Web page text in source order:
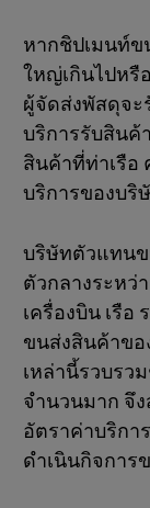
หากชิปเมนท์
ใหญ่เกินไปหรื
ผู้จัดส่งพัสดุจ
บริการรับสินค้
สินค้าที่ท่าเรื
บริการของบ
บริษัทตัวแทน
ตัวกลางระห
เครื่องบิน เรือ
ขนส่งสินค้าข
เหล่านี้รวบรว
จำนวนมาก จึ
อัตราค่าบริกา
ดำเนินกิจการ